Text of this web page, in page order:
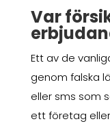
Var
Ett av de
genom falska
eller sms som
ett företag